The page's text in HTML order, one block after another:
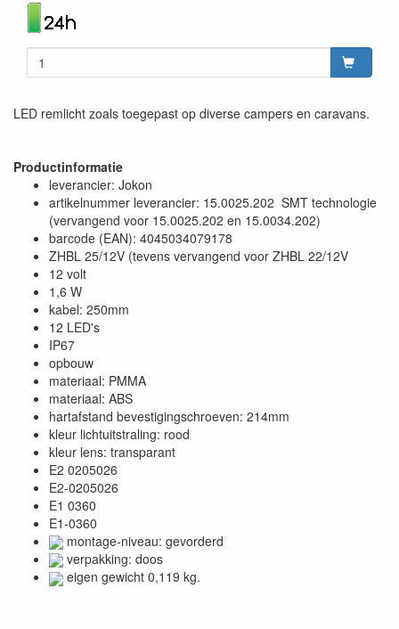
LED remlicht zoals toegepast op diverse campers en caravans.
Productinformatie
leverancier: Jokon
artikelnummer leverancier: 15.0025.202 SMT technologie
(vervangend voor 15.0025.202 en 15.0034.202)
barcode (EAN): 4045034079178
ZHBL 25/12V (tevens vervangend voor ZHBL 22/12V
12 volt
1,6 W
kabel: 250mm
12 LED's
IP67
opbouw
materiaal: PMMA
materiaal: ABS
hartafstand bevestigingschroeven: 214mm
kleur lichtuitstraling: rood
kleur lens: transparant
E2 0205026
E2-0205026
E1 0360
E1-0360
montage-niveau: gevorderd
verpakking: doos
eigen gewicht 0,119 kg.